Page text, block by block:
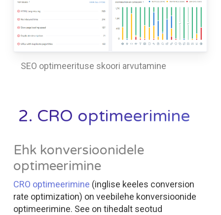
SEO optimeerituse skoori arvutamine
2. CRO optimeerimine
Ehk konversioonidele
optimeerimine
CRO optimeerimine (inglise keeles conversion
rate optimization) on veebilehe konversioonide
optimeerimine. See on tihedalt seotud